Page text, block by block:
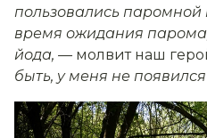
пользовались
время ожидания
йода, — молвит наш
быть, у меня не появился